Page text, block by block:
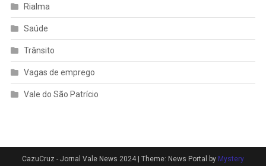
Rialma
Saúde
Trânsito
Vagas de emprego
Vale do São Patrício
CazuCruz - Jornal Vale News 2024 Theme: News Portal by Mystery